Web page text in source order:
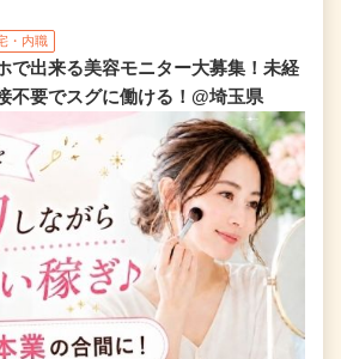
・内職
で出来る美容モニター大募集！未経
不要でスグに働ける！@埼玉県